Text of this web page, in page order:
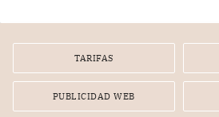
TARIFAS
PUBLICIDAD WEB